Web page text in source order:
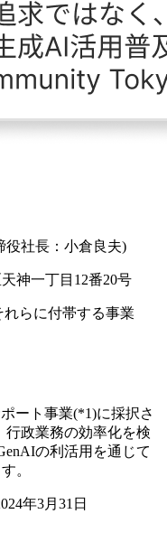
社長：小倉良夫)
神一丁目12番20号
らに付帯する事業
ート事業(*1)に採択さ
行政業務の効率化を検
の利活用を通じて
。
年3月31日